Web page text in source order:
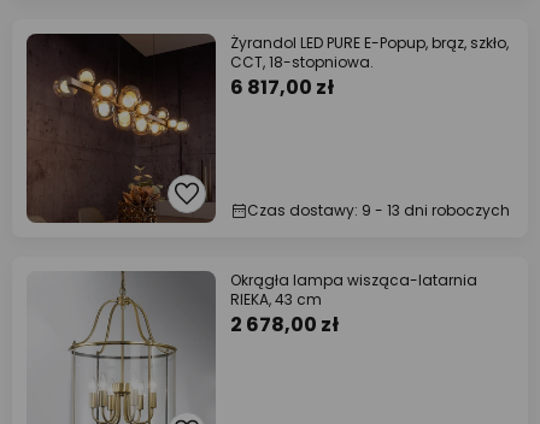
Żyrandol LED PURE E-Popup, brąz, szkło,
CCT, 18-stopniowa.
6 817,00 zł
Czas dostawy: 9 - 13 dni roboczych
Okrągła lampa wisząca-latarnia
RIEKA, 43 cm
2 678,00 zł